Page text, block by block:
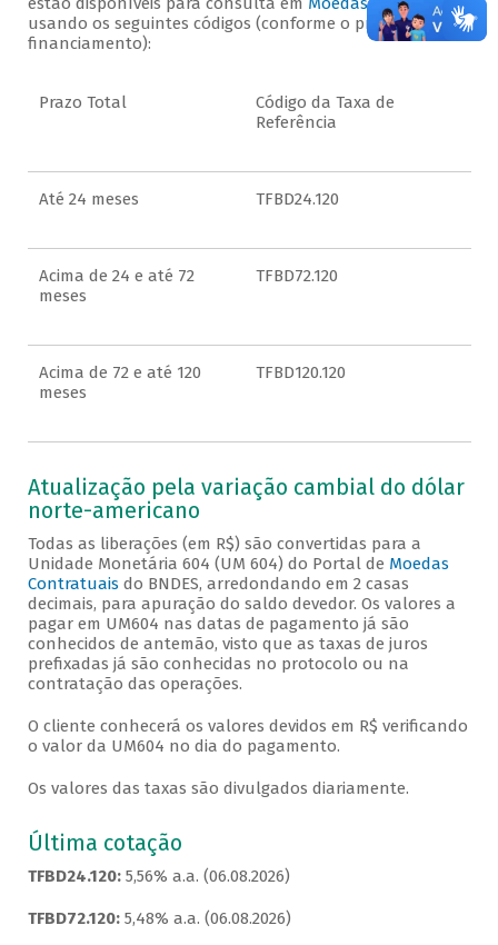
usando os seguintes códigos (conforme o prazo do
financiamento):
Prazo Total
Código da Taxa de
Referência
Até 24 meses TFBD24.120
Acima de 24 e até 72
meses
TFBD72.120
Acima de 72 e até 120
meses
TFBD120.120
Atualização pela variação cambial do dólar
norte-americano
Todas as liberações (em R$) são convertidas para a
Unidade Monetária 604 (UM 604) do Portal de Moedas
Contratuais do BNDES, arredondando em 2 casas
decimais, para apuração do saldo devedor. Os valores a
pagar em UM604 nas datas de pagamento já são
conhecidos de antemão, visto que as taxas de juros
prefixadas já são conhecidas no protocolo ou na
contratação das operações.
O cliente conhecerá os valores devidos em R$ verificando
o valor da UM604 no dia do pagamento.
Os valores das taxas são divulgados diariamente.
Última cotação
TFBD24.120: 5,56% a.a. (06.08.2026)
TFBD72.120: 5,48% a.a. (06.08.2026)